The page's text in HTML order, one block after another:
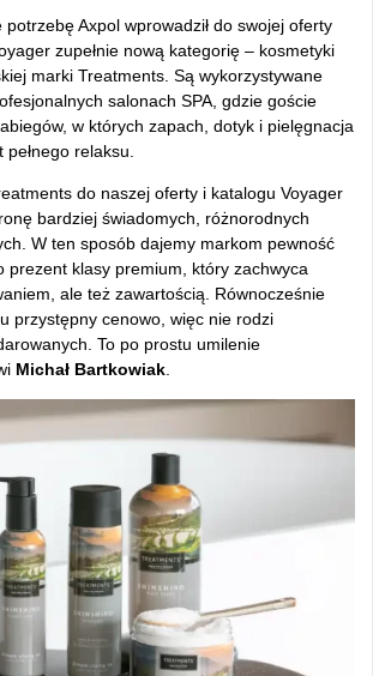
Axpol wprowadził do swojej oferty
zupełnie nową kategorię – kosmetyki
marki Treatments. Są wykorzystywane
salonach SPA, gdzie goście
w których zapach, dotyk i pielęgnacja
relaksu.
do naszej oferty i katalogu Voyager
bardziej świadomych, różnorodnych
W ten sposób dajemy markom pewność
prezent klasy premium, który zachwyca
ale też zawartością. Równocześnie
przystępny cenowo, więc nie rodzi
To po prostu umilenie
Michał Bartkowiak